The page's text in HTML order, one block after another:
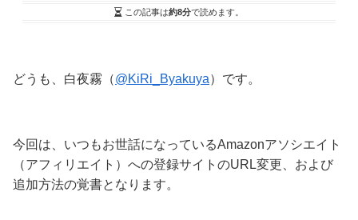
この記事は約8分で読めます。
どうも、白夜霧（@KiRi_Byakuya）です。
今回は、いつもお世話になっているAmazonアソシエイト
（アフィリエイト）への登録サイトのURL変更、および
追加方法の覚書となります。